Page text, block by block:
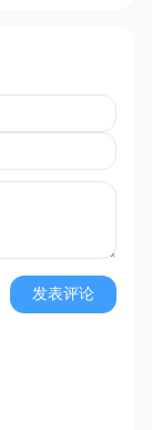
发表评论